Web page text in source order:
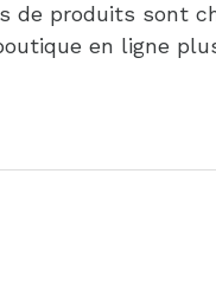
de produits sont
en ligne